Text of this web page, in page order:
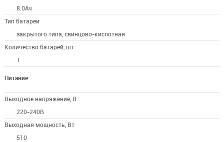
8.0Ач
Тип батареи
закрытого типа, свинцово-кислотная
Количество батарей, шт
1
Питание
Выходное напряжение, В
220-240В
Выходная мощность, Вт
510